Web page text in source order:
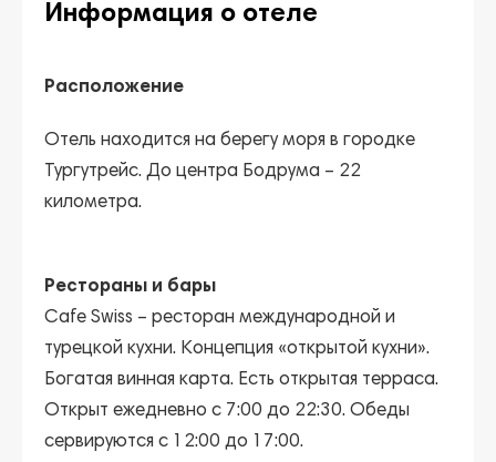
Информация о отеле
Расположение
Отель находится на берегу моря в городке
Тургутрейс. До центра Бодрума – 22
километра.
Рестораны и бары
Cafe Swiss – ресторан международной и
турецкой кухни. Концепция «открытой кухни».
Богатая винная карта. Есть открытая терраса.
Открыт ежедневно с 7:00 до 22:30. Обеды
сервируются с 12:00 до 17:00.